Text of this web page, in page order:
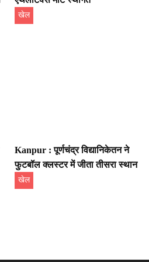
खेल
Kanpur : पूर्णचंद्र विद्यानिकेतन ने
फुटबॉल क्लस्टर में जीता तीसरा स्थान
खेल